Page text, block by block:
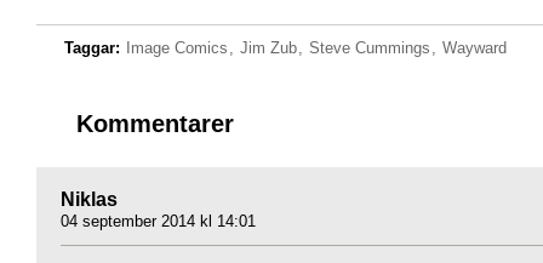
Taggar: Image Comics , Jim Zub, Steve Cummings , Wayward
Kommentarer
Niklas
04 september 2014 kl 14:01